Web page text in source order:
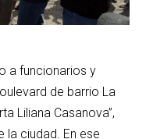
a funcionarios y
de barrio La
Liliana Casanova”,
la ciudad. En ese